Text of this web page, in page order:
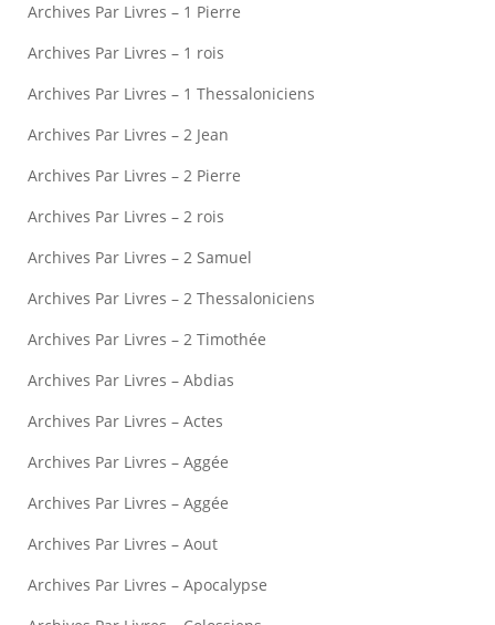
Archives Par Livres – 1 Pierre
Archives Par Livres – 1 rois
Archives Par Livres – 1 Thessaloniciens
Archives Par Livres – 2 Jean
Archives Par Livres – 2 Pierre
Archives Par Livres – 2 rois
Archives Par Livres – 2 Samuel
Archives Par Livres – 2 Thessaloniciens
Archives Par Livres – 2 Timothée
Archives Par Livres – Abdias
Archives Par Livres – Actes
Archives Par Livres – Aggée
Archives Par Livres – Aggée
Archives Par Livres – Aout
Archives Par Livres – Apocalypse